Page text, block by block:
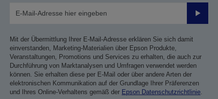
Mit der Übermittlung Ihrer E-Mail-Adresse erklären Sie sich damit
einverstanden, Marketing-Materialien über Epson Produkte,
Veranstaltungen, Promotions und Services zu erhalten, die auch zur
Durchführung von Marktanalysen und Umfragen verwendet werden
können. Sie erhalten diese per E-Mail oder über andere Arten der
elektronischen Kommunikation auf der Grundlage Ihrer Präferenzen
und Ihres Online-Verhaltens gemäß der Epson Datenschutzrichtlinie.